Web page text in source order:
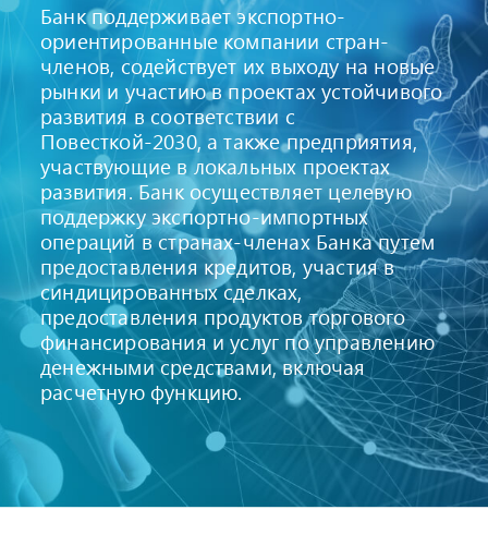
Банк поддерживает экспортно-
ориентированные компании стран-
членов, содействует их выходу на новые
рынки и участию в проектах устойчивого
развития в соответствии с
Повесткой-2030, а также предприятия,
участвующие в локальных проектах
развития. Банк осуществляет целевую
поддержку экспортно-импортных
операций в странах-членах Банка путем
предоставления кредитов, участия в
синдицированных сделках,
предоставления продуктов торгового
финансирования и услуг по управлению
денежными средствами, включая
расчетную функцию.